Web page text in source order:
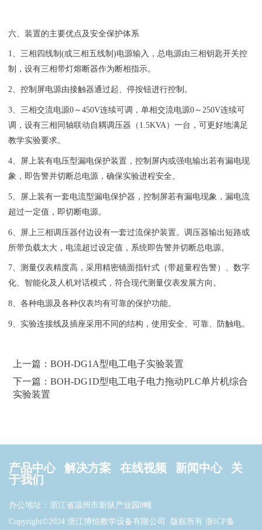
六、装置的主要优点及安全保护体系
1、三相四线制(或三相五线制)电源输入，总电源由三相钥匙开关控
制，设有三相带灯熔断器作为断相指示。
2、控制屏电源由接触器通过起、停按钮进行控制。
3、三相交流电源0～450V连续可调，单相交流电源0～250V连续可
调，设有三相同轴联动自耦调压器（1.5KVA）一台，可更好地满足
教学实验要求。
4、屏上装有电压型漏电保护装置，控制屏内或强电输出若有漏电现
象，即告警并切断总电源，确保实验进程安全。
5、屏上装有一套电流型漏电保护器，控制屏若有漏电现象，漏电流
超过一定值，即切断电源。
6、屏上三相调压器付边设有一套过流保护装置。调压器输出短路或
所带负载太大，电流超过设定值，系统即告警并切断总电源。
7、测量仪表精度高，采用精密镜面指针式（带超量程告警）、数字
化、智能化及人机对话模式，符合现代测量仪表发展方向。
8、各种电源及各种仪表均有可靠的保护功能。
9、实验连接线及插座采用不同的结构，使用安全、可靠、防触电。
上一篇：BOH-DG1A型电工电子实验装置
下一篇：BOH-DG1D型电工电子电力拖动PLC单片机综合
实验装置
产品中心 解决方案 在线视频 新闻中心
关
于我们
办公地址：浙江省温州市新纵产业园8幢
Copyright©2024 浙江博恒教学设备有限公司. 版权所有 浙ICP备